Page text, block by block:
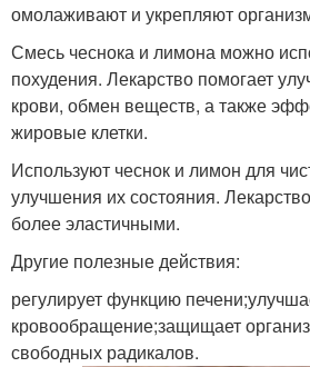
омолаживают и укрепляют
Смесь чеснока и лимона можно
похудения. Лекарство помогает
крови, обмен веществ, а также
жировые клетки.
Используют чеснок и лимон для
улучшения их состояния.
более эластичными.
Другие полезные действия:
регулирует функцию
кровообращение;защищает
свободных радикалов.